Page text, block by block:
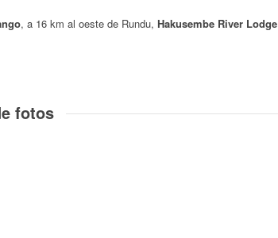
, a 16 km al oeste de Rundu, Hakusembe River Lodge
fotos